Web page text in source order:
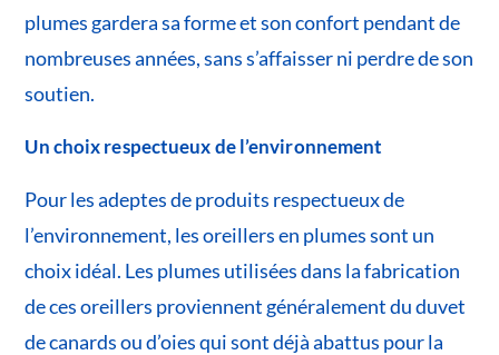
plumes gardera sa forme et son confort pendant de
nombreuses années, sans s’affaisser ni perdre de son
soutien.
Un choix respectueux de l’environnement
Pour les adeptes de produits respectueux de
l’environnement, les oreillers en plumes sont un
choix idéal. Les plumes utilisées dans la fabrication
de ces oreillers proviennent généralement du duvet
de canards ou d’oies qui sont déjà abattus pour la